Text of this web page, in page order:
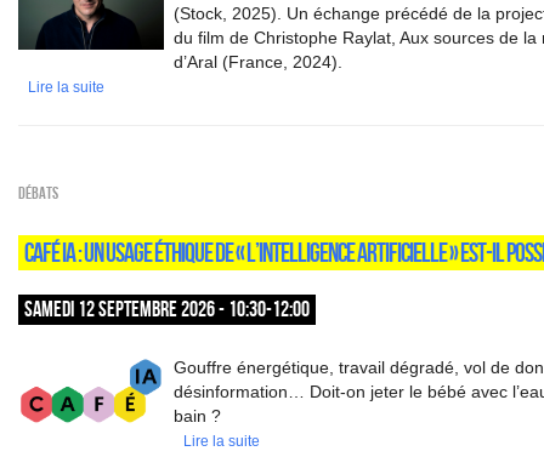
(Stock, 2025). Un échange précédé de la
du film de Christophe Raylat, Aux sources de la
d’Aral (France, 2024).
Lire la suite
Débats
CAFÉ IA : UN USAGE ÉTHIQUE DE « L’INTELLIGENCE ARTIFICIELLE » EST-IL
SAMEDI 12 SEPTEMBRE 2026 - 10:30-12:00
Gouffre énergétique, travail dégradé, vol de
désinformation… Doit-on jeter le bébé avec
bain ?
Lire la suite